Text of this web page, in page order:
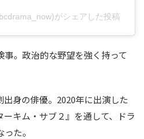
がシェアした投稿
事。政治的な野望を強く持って
身の俳優。2020年に出演した
キム・サブ２』を通して、ドラ
た。